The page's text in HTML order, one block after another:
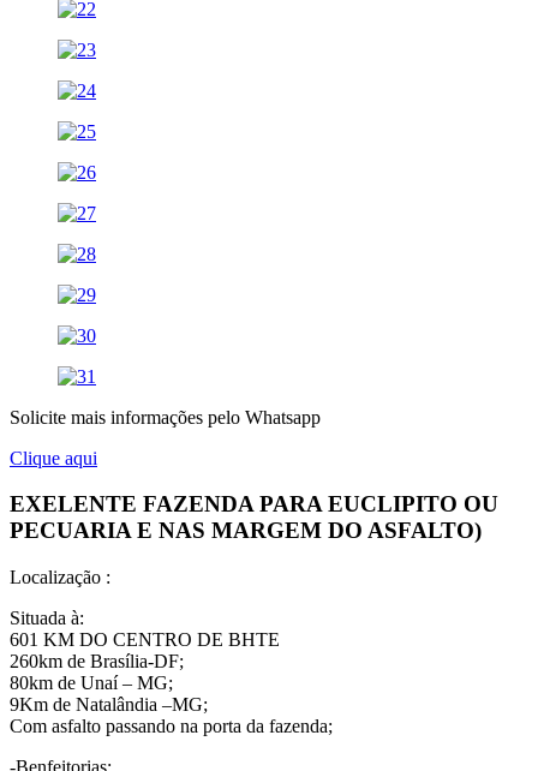
Solicite mais informações pelo Whatsapp
Clique aqui
EXELENTE FAZENDA PARA EUCLIPITO OU
PECUARIA E NAS MARGEM DO ASFALTO)
Localização :
Situada à:
601 KM DO CENTRO DE BHTE
260km de Brasília-DF;
80km de Unaí – MG;
9Km de Natalândia –MG;
Com asfalto passando na porta da fazenda;
-Benfeitorias: